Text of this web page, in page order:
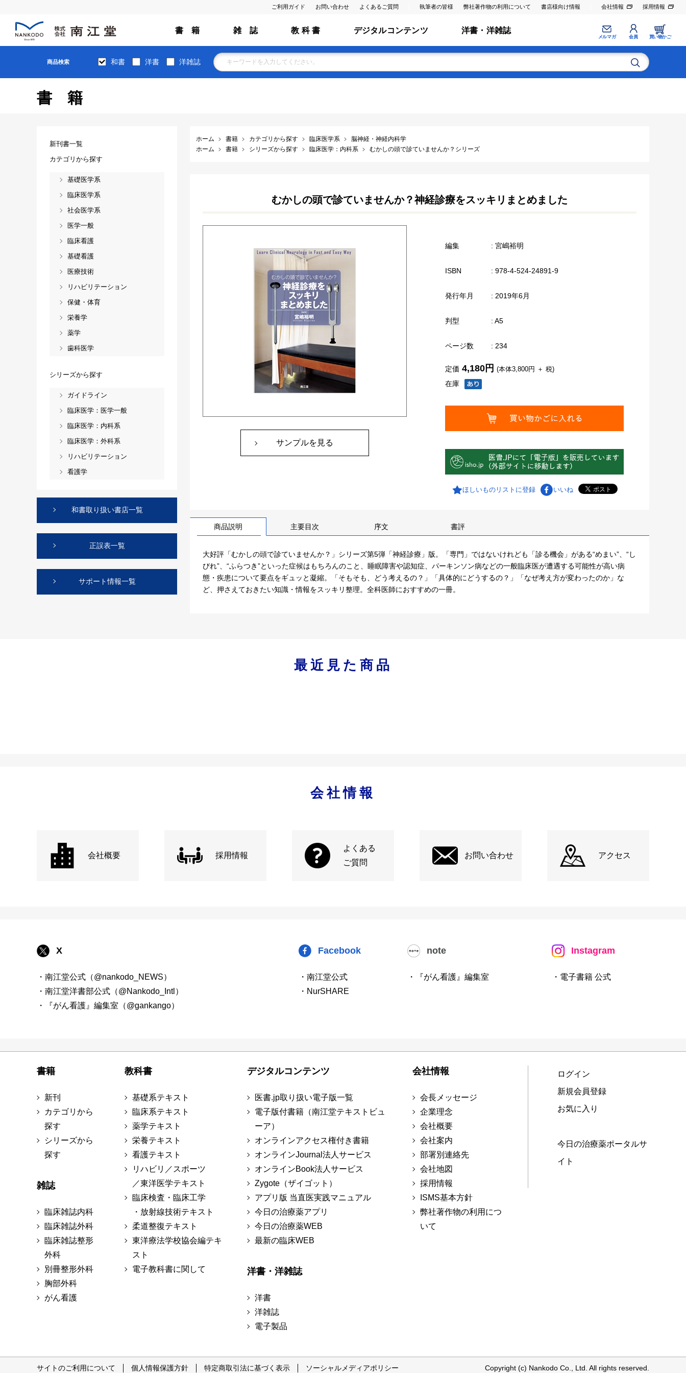
ご利用ガイド お問い合わせ よくあるご質問 執筆者の皆様 弊社著作物の利用について 書店様向け情報 会社情報 採用情報
書 籍 雑 誌 教 科 書 デジタルコンテンツ 洋書・洋雑誌
メルマガ 会員 買い物かご
商品検索 和書 洋書 洋雑誌
書籍
ホーム 書籍 カテゴリから探す 臨床医学系
脳神経・神経内科学
ホーム
書籍 シリーズから探す 臨床医学：内科系 むかしの頭で診ていませんか？シリーズ
むかしの頭で診ていませんか？神経診療をスッキリまとめました
サンプルを見る
編集 : 宮嶋裕明
ISBN : 978-4-524-24891-9
発行年月 : 2019年6月
判型 : A5
ページ数 : 234
在庫
定価 4,180円 (本体3,800円 ＋ 税)
ほしいものリストに登録 いいね
商品説明 主要目次 序文 書評
大好評「むかしの頭で診ていませんか？」シリーズ第5弾「神経診療」版。「専門」ではないけれども「診る機会」がある“めまい”、“し
びれ”、“ふらつき”といった症候はもちろんのこと、睡眠障害や認知症、パーキンソン病などの一般臨床医が遭遇する可能性が高い病
態・疾患について要点をギュッと凝縮。「そもそも、どう考えるの？」「具体的にどうするの？」「なぜ考え方が変わったのか」な
ど、押さえておきたい知識・情報をスッキリ整理。全科医師におすすめの一冊。
新刊書一覧
カテゴリから探す
基礎医学系
臨床医学系
社会医学系
医学一般
臨床看護
基礎看護
医療技術
リハビリテーション
保健・体育
栄養学
薬学
歯科医学
シリーズから探す
ガイドライン
臨床医学：医学一般
臨床医学：内科系
臨床医学：外科系
リハビリテーション
看護学
和書取り扱い書店一覧
正誤表一覧
サポート情報一覧
最近見た商品
会社情報
会社概要 採用情報
よくある
ご質問
お問い合わせ アクセス
X
・南江堂公式（@nankodo_NEWS）
・南江堂洋書部公式（@Nankodo_Intl）
・『がん看護』編集室（@gankango）
Facebook
・南江堂公式
・NurSHARE
note
・『がん看護』編集室
Instagram
・電子書籍 公式
書籍
新刊
カテゴリから
探す
シリーズから
探す
雑誌
臨床雑誌内科
臨床雑誌外科
臨床雑誌整形
外科
別冊整形外科
胸部外科
がん看護
教科書
基礎系テキスト
臨床系テキスト
薬学テキスト
栄養テキスト
看護テキスト
リハビリ／スポーツ
／東洋医学テキスト
臨床検査・臨床工学
・放射線技術テキスト
柔道整復テキスト
東洋療法学校協会編テキ
スト
電子教科書に関して
デジタルコンテンツ
医書.jp取り扱い電子版一覧
電子版付書籍（南江堂テキストビュ
ーア）
オンラインアクセス権付き書籍
オンラインJournal法人サービス
オンラインBook法人サービス
Zygote（ザイゴット）
アプリ版 当直医実践マニュアル
今日の治療薬アプリ
今日の治療薬WEB
最新の臨床WEB
洋書・洋雑誌
洋書
洋雑誌
電子製品
会社情報
会長メッセージ
企業理念
会社概要
会社案内
部署別連絡先
会社地図
採用情報
ISMS基本方針
弊社著作物の利用につ
いて
ログイン
新規会員登録
お気に入り
今日の治療薬ポータルサ
イト
サイトのご利用について 個人情報保護方針 特定商取引法に基づく表示 ソーシャルメディアポリシー Copyright (c) Nankodo Co., Ltd. All rights reserved.